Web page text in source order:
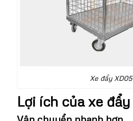
Xe đẩy XD05
Lợi ích của xe đẩy